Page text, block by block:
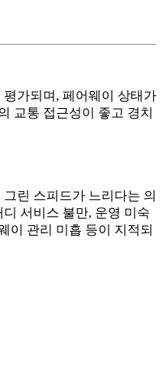
가되며, 페어웨이 상태가
교통 접근성이 좋고 경치
린 스피드가 느리다는 의
서비스 불만, 운영 미숙
이 관리 미흡 등이 지적되